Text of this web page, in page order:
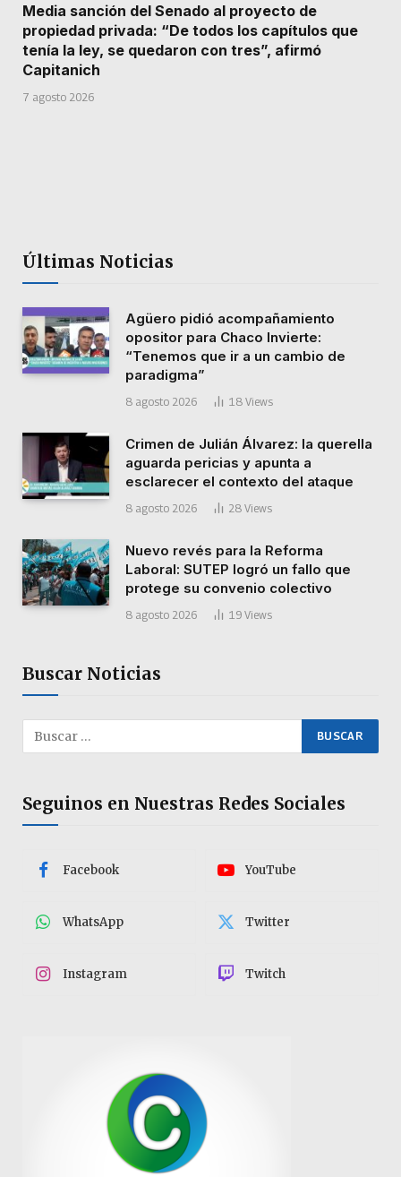
Media sanción del Senado al proyecto de
propiedad privada: “De todos los capítulos que
tenía la ley, se quedaron con tres”, afirmó
Capitanich
7 agosto 2026
Últimas Noticias
Agüero pidió acompañamiento
opositor para Chaco Invierte:
“Tenemos que ir a un cambio de
paradigma”
8 agosto 2026 18 Views
Crimen de Julián Álvarez: la querella
aguarda pericias y apunta a
esclarecer el contexto del ataque
8 agosto 2026 28 Views
Nuevo revés para la Reforma
Laboral: SUTEP logró un fallo que
protege su convenio colectivo
8 agosto 2026 19 Views
Buscar Noticias
Seguinos en Nuestras Redes Sociales
Facebook YouTube
WhatsApp Twitter
Instagram Twitch